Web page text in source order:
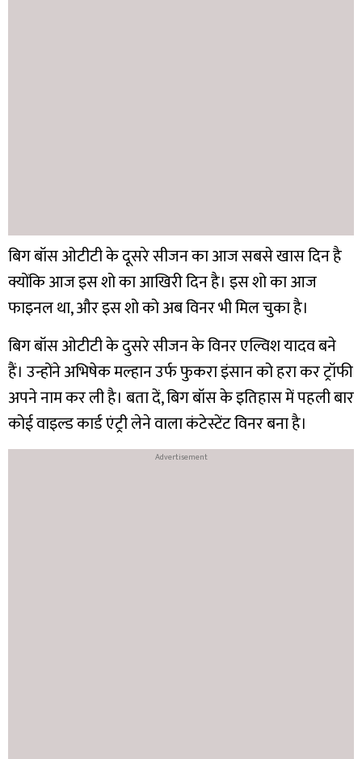
बिग बॉस ओटीटी के दूसरे सीजन का आज सबसे खास दिन है
क्योंकि आज इस शो का आखिरी दिन है। इस शो का आज
फाइनल था, और इस शो को अब विनर भी मिल चुका है।
बिग बॉस ओटीटी के दुसरे सीजन के विनर एल्विश यादव बने
हैं। उन्होंने अभिषेक मल्हान उर्फ फुकरा इंसान को हरा कर ट्रॉफी
अपने नाम कर ली है। बता दें, बिग बॉस के इतिहास में पहली बार
कोई वाइल्ड कार्ड एंट्री लेने वाला कंटेस्टेंट विनर बना है।